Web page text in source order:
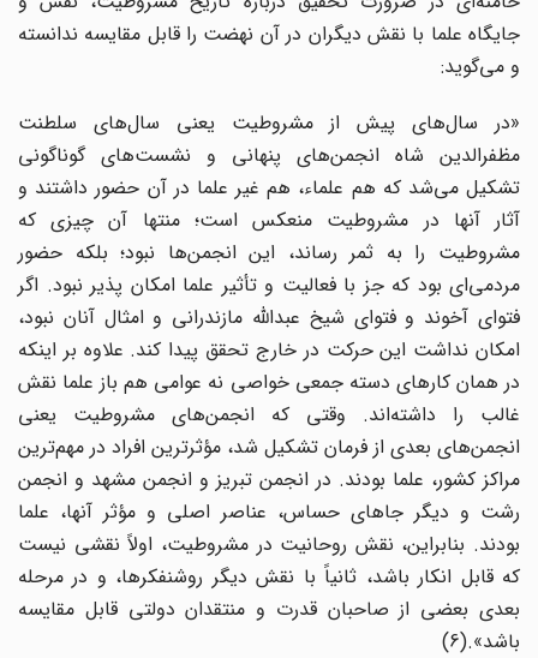
جایگاه علما با نقش دیگران در آن نهضت را قابل مقایسه ندانسته
و می‌گوید:
«در سال‌های پیش از مشروطیت یعنی سال‌های سلطنت
مظفرالدین شاه انجمن‌های پنهانی و نشست‌های گوناگونی
تشکیل می‌شد که هم علماء، هم غیر علما در آن حضور داشتند و
آثار آنها در مشروطیت منعکس است؛ منتها آن چیزی که
مشروطیت را به ثمر رساند، این انجمن‌ها نبود؛ بلکه حضور
مردمی‌ای بود که جز با فعالیت و تأثیر علما امکان پذیر نبود. اگر
فتوای آخوند و فتوای شیخ عبدالله مازندرانی و امثال آنان نبود،
امکان نداشت این حرکت در خارج تحقق پیدا کند. علاوه بر اینکه
در همان کارهای دسته جمعی خواصی نه عوامی هم باز علما نقش
غالب را داشته‌اند. وقتی که انجمن‌های مشروطیت یعنی
انجمن‌های بعدی از فرمان تشکیل شد، مؤثرترین افراد در مهم‌ترین
مراکز کشور، علما بودند. در انجمن تبریز و انجمن مشهد و انجمن
رشت و دیگر جاهای حساس، عناصر اصلی و مؤثر آنها، علما
بودند. بنابراین، نقش روحانیت در مشروطیت، اولاً نقشی نیست
که قابل انکار باشد، ثانیاً با نقش دیگر روشنفکرها، و در مرحله
بعدی بعضی از صاحبان قدرت و منتقدان دولتی قابل مقایسه
باشد».(6)